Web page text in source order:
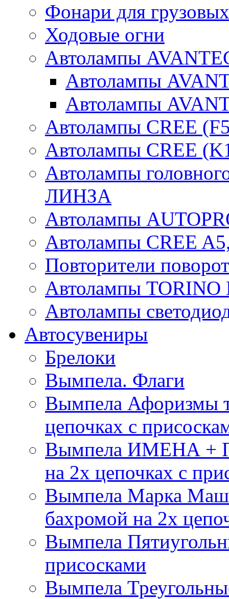
Фонари для
Ходовые огни
Автолампы
Автолампы
Автолампы
Автолампы CREE
Автолампы CREE
Автолампы
ЛИНЗА
Автолампы
Автолампы CREE
Повторители
Автолампы
Автолампы
Автосувениры
Брелоки
Вымпела. Флаги
Вымпела Афоризмы
цепочках с
Вымпела ИМЕНА +
на 2х цепочках с
Вымпела Марка
бахромой на 2х
Вымпела
присосками
Вымпела